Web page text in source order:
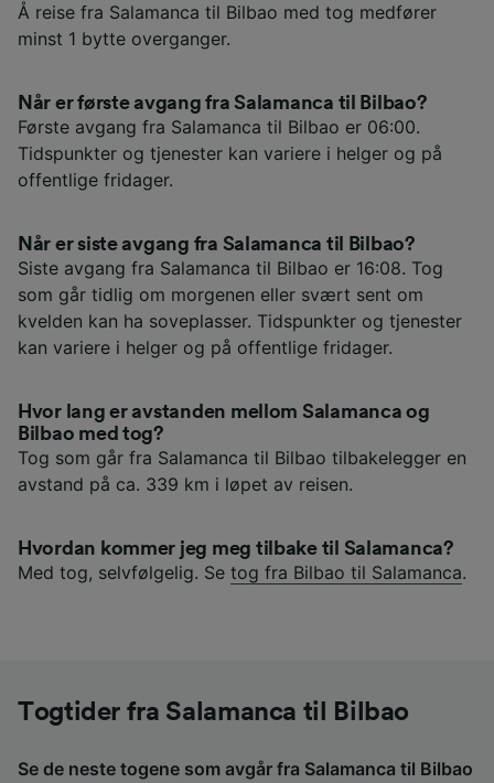
Å reise fra Salamanca til Bilbao med tog medfører
minst 1 bytte overganger.
Når er første avgang fra Salamanca til Bilbao?
Første avgang fra Salamanca til Bilbao er 06:00.
Tidspunkter og tjenester kan variere i helger og på
offentlige fridager.
Når er siste avgang fra Salamanca til Bilbao?
Siste avgang fra Salamanca til Bilbao er 16:08. Tog
som går tidlig om morgenen eller svært sent om
kvelden kan ha soveplasser. Tidspunkter og tjenester
kan variere i helger og på offentlige fridager.
Hvor lang er avstanden mellom Salamanca og
Bilbao med tog?
Tog som går fra Salamanca til Bilbao tilbakelegger en
avstand på ca. 339 km i løpet av reisen.
Hvordan kommer jeg meg tilbake til Salamanca?
Med tog, selvfølgelig. Se tog fra Bilbao til Salamanca.
Togtider fra Salamanca til Bilbao
Se de neste togene som avgår fra Salamanca til Bilbao